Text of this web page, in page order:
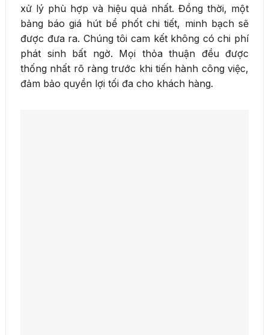
xử lý phù hợp và hiệu quả nhất. Đồng thời, một
bảng báo giá hút bể phốt chi tiết, minh bạch sẽ
được đưa ra. Chúng tôi cam kết không có chi phí
phát sinh bất ngờ. Mọi thỏa thuận đều được
thống nhất rõ ràng trước khi tiến hành công việc,
đảm bảo quyền lợi tối đa cho khách hàng.